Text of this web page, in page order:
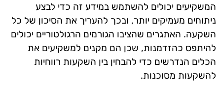
המשקיעים יכולים להשתמש במידע זה כדי לבצע
ניתוחים מעמיקים יותר, ובכך להעריך את הסיכון של כל
השקעה. האתגרים שהציבו הגורמים הרגולטוריים יכולים
להיתפס כהזדמנות, שכן הם מקנים למשקיעים את
הכלים הנדרשים כדי להבחין בין השקעות רווחיות
להשקעות מסוכנות.